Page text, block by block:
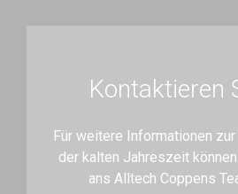
Kontaktieren
Für weitere Informationen
der kalten Jahreszeit
ans Alltech Coppens